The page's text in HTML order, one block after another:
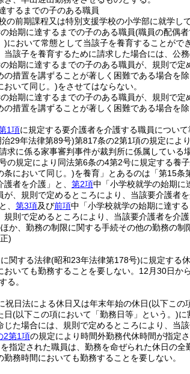
するまでの子のある職員
の前期課程又は特別支援学校の小学部に就学し
始期に達するまでの子のある職員(職員の配偶
)において常態として当該子を養育することがで
当該子を養育するために請求した場合には、公
始期に達するまでの子のある職員が、規則で
措置を講ずることが著しく困難である場合を除
おいて同じ。)をさせてはならない。
始期に達するまでの子のある職員が、規則で
措置を講ずることが著しく困難である場合を
1項に規定する要介護者を介護する職員について
治29年法律第89号)第817条の2第1項の規定によ
求に係る家事審判事件が裁判所に係属している
の規定により同法第6条の4第2号に規定する養
条において同じ。)を養育」とあるのは「第15条
者を介護」と、 第2項中「小学校就学の始期に
が、規則で定めるところにより、当該要介護者
、 第3項及び前項中「小学校就学の始期に達す
規則で定めるところにより、当該要介護者を介
か、勤務の制限に関する手続その他の勤務の制
)
関する法律(昭和23年法律第178号)に規定する
いても勤務することを要しない。 12月30日か
る。
祝日法による休日又は年末年始の休日(以下この
日(以下この項において「勤務日等」という。)に
じた場合には、規則で定めるところにより、当
2第1項の規定により時間外勤務代休時間が指定
指定された職員は、勤務を命ぜられた休日の
務時間においても勤務することを要しない。